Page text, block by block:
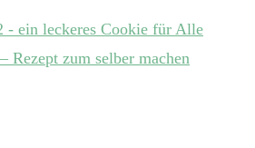
Rezept zum selber machen